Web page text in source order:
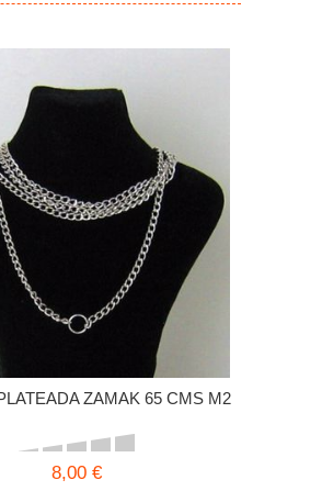
ZAMAK 65 CMS M2
8,00 €